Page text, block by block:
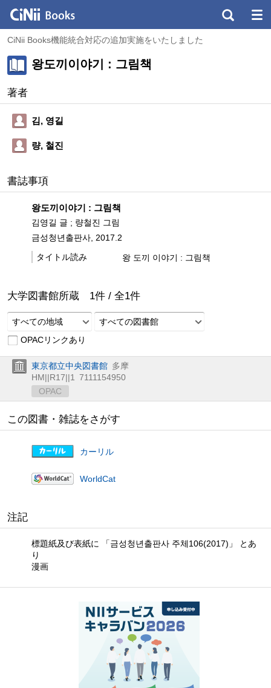
CiNii Books機能統合対応の追加実施をいたしました
왕도끼이야기 : 그림책
著者
김, 영길
량, 철진
書誌事項
왕도끼이야기 : 그림책
김영길 글 ; 량철진 그림
금성청년출판사, 2017.2
タイトル読み
왕 도끼 이야기 : 그림책
大学図書館所蔵 1件 / 全1件
すべての地域
すべての図書館
OPACリンクあり
東京都立中央図書館 多摩
HM||R17||1
7111154950
OPAC
この図書・雑誌をさがす
カーリル
WorldCat
注記
標題紙及び表紙に 「금성청년출판사 주체106(2017)」 とあ
り
漫画